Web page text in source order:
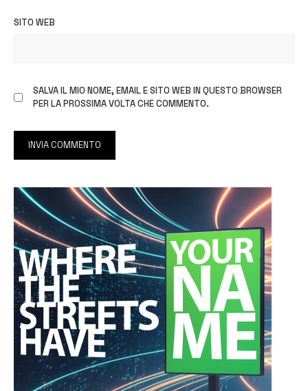
SITO WEB
SALVA IL MIO NOME, EMAIL E SITO WEB IN QUESTO BROWSER
PER LA PROSSIMA VOLTA CHE COMMENTO.